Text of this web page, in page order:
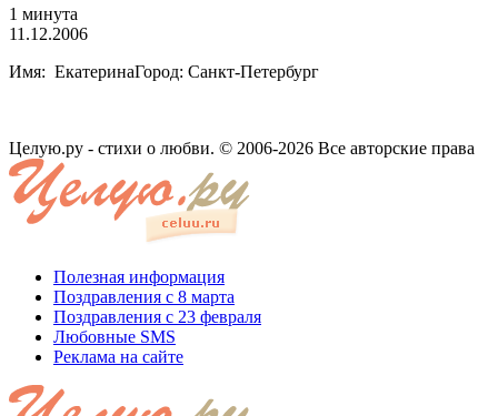
1 минута
11.12.2006
Имя: ЕкатеринаГород: Санкт-Петербург
Целую.ру - стихи о любви. © 2006-2026 Все авторские
Полезная информация
Поздравления с 8 марта
Поздравления с 23 февраля
Любовные SMS
Реклама на сайте